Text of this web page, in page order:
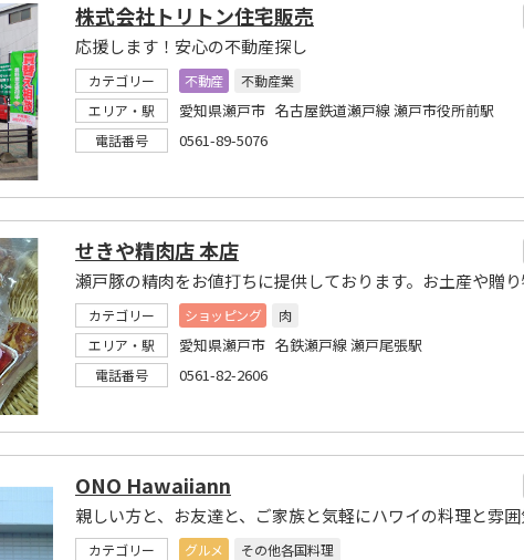
株式会社トリトン住宅販売
応援します！安心の不動産探し
カテゴリー 不動産
不動産業
エリア・駅
愛知県瀬戸市 名古屋鉄道瀬戸線 瀬戸市役所前駅
電話番号 0561-89-5076
せきや精肉店 本店
カテゴリー ショッピング
肉
エリア・駅
愛知県瀬戸市 名鉄瀬戸線 瀬戸尾張駅
電話番号 0561-82-2606
ONO Hawaiiann
カテゴリー グルメ
その他各国料理